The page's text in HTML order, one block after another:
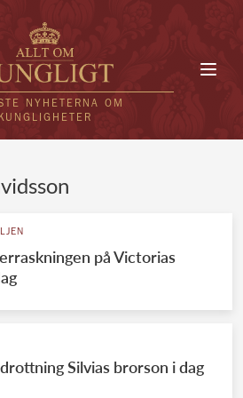
NYHETERNA OM
KUNGAHUS
kungahuset
REDAKTION
på Victorias
Silvias brorson i dag